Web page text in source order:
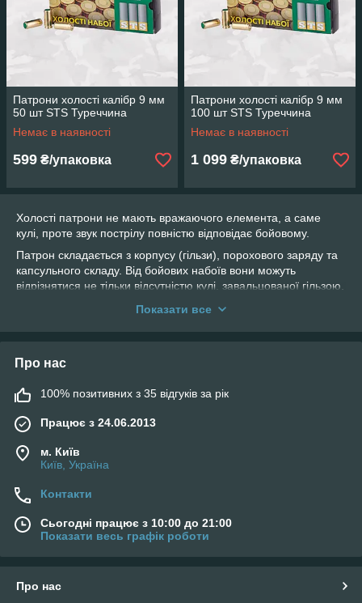
Патрони холості калібр 9 мм
50 шт STS Туреччина
Немає в наявності
599 ₴/упаковка
Патрони холості калібр 9 мм
100 шт STS Туреччина
Немає в наявності
1 099 ₴/упаковка
Холості патрони не мають вражаючого елемента, а саме
кулі, проте звук пострілу повністю відповідає бойовому.
Патрон складається з корпусу (гільзи), порохового заряду та
капсульного складу. Від бойових набоїв вони можуть
відрізнятися не тільки відсутністю кулі, завальцованої гільзою,
охолощена зброя може бути пошкоджена бойовою
Працює холостий патрон майже так само, як і бойовий.
капсулі. Порох спалахує, виділяючи пороховий газ, який
повинен виштовхувати з гільзи кулю. Оскільки кулі немає, то
гази вільно прориваються у дуло, створюючи візуальний
ефект пострілу.
Холостий патрон активно застосовується при навчанні
практично нічим не відрізняється від бойового заряду. Така
тактика дозволяє привчити стрілка до шуму, вогневого ефекту
та й до поводження зі зброєю в цілому.
Показати все
Про нас
100% позитивних з 35 відгуків за рік
Працює з 24.06.2013
м. Київ
Київ, Україна
Контакти
Сьогодні працює з 10:00 до 21:00
Показати весь графік роботи
Про нас